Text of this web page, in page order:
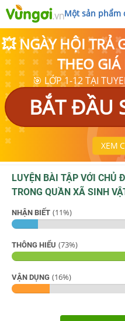
Một sản phẩm
💥 NGÀY HỘI TRẢ
THEO GIÁ
🎯 LỚP 1-12 TẠI
BẮT ĐẦU
XEM
LUYỆN BÀI TẬP VỚI CHỦ
TRONG QUẦN XÃ SINH
NHẬN BIẾT (11%)
THÔNG HIỂU (73%)
VẬN DỤNG (16%)